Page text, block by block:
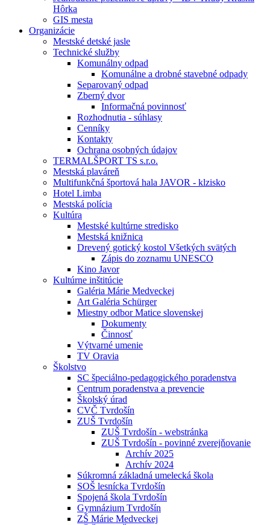
Hôrka
GIS mesta
Organizácie
Mestské detské jasle
Technické služby
Komunálny odpad
Komunálne a drobné stavebné odpady
Separovaný odpad
Zberný dvor
Informačná povinnosť
Rozhodnutia - súhlasy
Cenníky
Kontakty
Ochrana osobných údajov
TERMALŠPORT TS s.r.o.
Mestská plaváreň
Multifunkčná športová hala JAVOR - klzisko
Hotel Limba
Mestská polícia
Kultúra
Mestské kultúrne stredisko
Mestská knižnica
Drevený gotický kostol Všetkých svätých
Zápis do zoznamu UNESCO
Kino Javor
Kultúrne inštitúcie
Galéria Márie Medveckej
Art Galéria Schürger
Miestny odbor Matice slovenskej
Dokumenty
Činnosť
Výtvarné umenie
TV Oravia
Školstvo
SC špeciálno-pedagogického poradenstva
Centrum poradenstva a prevencie
Školský úrad
CVČ Tvrdošín
ZUŠ Tvrdošín
ZUŠ Tvrdošín - webstránka
ZUŠ Tvrdošín - povinné zverejňovanie
Archív 2025
Archív 2024
Súkromná základná umelecká škola
SOŠ lesnícka Tvrdošín
Spojená škola Tvrdošín
Gymnázium Tvrdošín
ZŠ Márie Medveckej